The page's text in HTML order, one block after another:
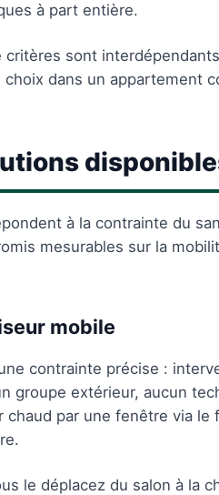
à part entière.
sont
dans un appartement
à la contrainte du
mesurables sur la
mobile
contrainte précise :
groupe extérieur, aucun
chaud par une fenêtre via
le déplacez du salon à la